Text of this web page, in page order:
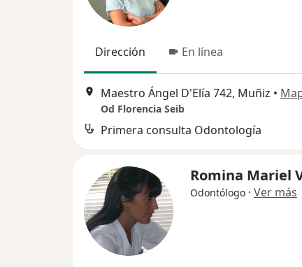
Dirección En línea
Maestro Ángel D'Elía 742, Muñiz •
Od Florencia Seib
Primera consulta Odontología
Romina Mariel
Odontólogo · Ver más